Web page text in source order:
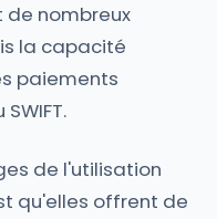
nombreux
la capacité
paiements
de l'utilisation
qu'elles offrent de